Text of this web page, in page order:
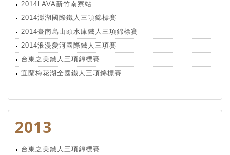
2014LAVA新竹南寮站
2014澎湖國際鐵人三項錦標賽
2014臺南烏山頭水庫鐵人三項錦標賽
2014浪漫愛河國際鐵人三項賽
台東之美鐵人三項錦標賽
宜蘭梅花湖全國鐵人三項錦標賽
2013
台東之美鐵人三項錦標賽